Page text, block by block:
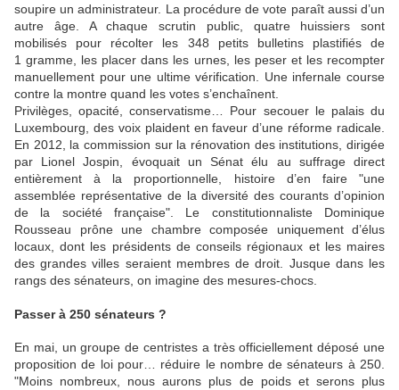
soupire un administrateur. La procédure de vote paraît aussi d’un
autre âge. A chaque scrutin public, quatre huissiers sont
mobilisés pour récolter les 348 petits bulletins plastifiés de
1 gramme, les placer dans les urnes, les peser et les recompter
manuellement pour une ultime vérification. Une infernale course
contre la montre quand les votes s’enchaînent.
Privilèges, opacité, conservatisme… Pour secouer le palais du
Luxembourg, des voix plaident en faveur d’une réforme radicale.
En 2012, la commission sur la rénovation des institutions, dirigée
par Lionel Jospin, évoquait un Sénat élu au suffrage direct
entièrement à la proportionnelle, histoire d’en faire "une
assemblée représentative de la diversité des courants d’opinion
de la société française" . Le constitutionnaliste Dominique
Rousseau prône une chambre composée uniquement d’élus
locaux, dont les présidents de conseils régionaux et les maires
des grandes villes seraient membres de droit. Jusque dans les
rangs des sénateurs, on imagine des mesures-chocs.
Passer à 250 sénateurs ?
En mai, un groupe de centristes a très officiellement déposé une
proposition de loi pour… réduire le nombre de sénateurs à 250.
"Moins nombreux, nous aurons plus de poids et serons plus